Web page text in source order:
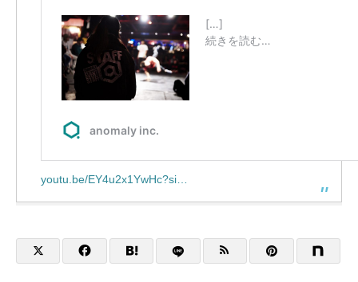
youtu.be/EY4u2x1YwHc?si…